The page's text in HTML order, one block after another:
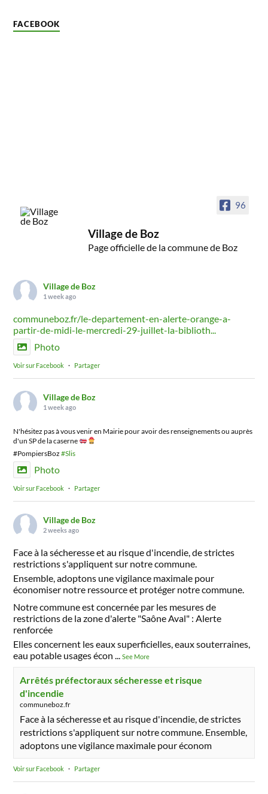
FACEBOOK
96
Village de Boz
Page officielle de la commune de Boz
Village de Boz
1 week ago
communeboz.fr/le-departement-en-alerte-orange-a-
partir-de-midi-le-mercredi-29-juillet-la-biblioth...
Photo
Voir sur Facebook · Partager
Village de Boz
1 week ago
N'hésitez pas à vous venir en Mairie pour avoir des renseignements ou auprès
d'un SP de la caserne
#PompiersBoz#Slis
Photo
Voir sur Facebook · Partager
Village de Boz
2 weeks ago
Face à la sécheresse et au risque d'incendie, de strictes
restrictions s'appliquent sur notre commune.
Ensemble, adoptons une vigilance maximale pour
économiser notre ressource et protéger notre commune.
Notre commune est concernée par les mesures de
restrictions de la zone d'alerte "Saône Aval" : Alerte
renforcée
Elles concernent les eaux superficielles, eaux souterraines,
eau potable usages écon
...See More
Arrêtés préfectoraux sécheresse et risque
d'incendie
communeboz.fr
Face à la sécheresse et au risque d'incendie, de strictes
restrictions s'appliquent sur notre commune. Ensemble,
adoptons une vigilance maximale pour économ
Voir sur Facebook · Partager